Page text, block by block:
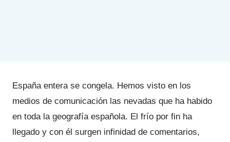
España entera se congela. Hemos visto en los
medios de comunicación las nevadas que ha habido
en toda la geografía española. El frío por fin ha
llegado y con él surgen infinidad de comentarios,